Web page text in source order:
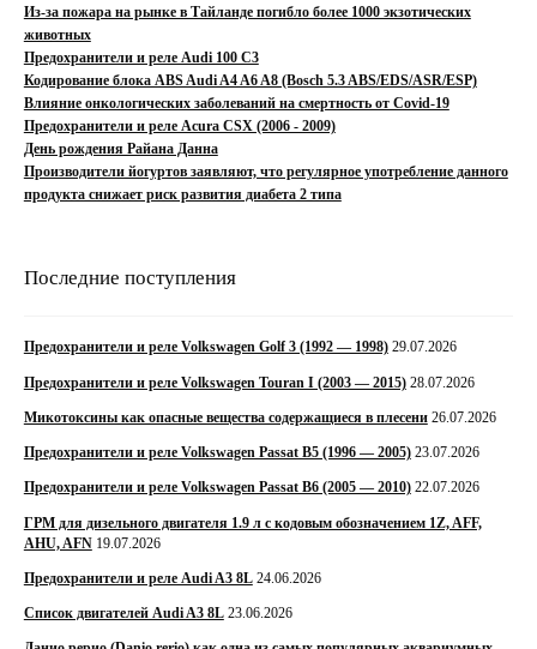
Из-за пожара на рынке в Тайланде погибло более 1000 экзотических
животных
Предохранители и реле Audi 100 C3
Кодирование блока ABS Audi A4 A6 A8 (Bosch 5.3 ABS/EDS/ASR/ESP)
Влияние онкологических заболеваний на смертность от Covid-19
Предохранители и реле Acura CSX (2006 - 2009)
День рождения Райана Данна
Производители йогуртов заявляют, что регулярное употребление данного
продукта снижает риск развития диабета 2 типа
Последние поступления
Предохранители и реле Volkswagen Golf 3 (1992 — 1998) 29.07.2026
Предохранители и реле Volkswagen Touran I (2003 — 2015) 28.07.2026
Микотоксины как опасные вещества содержащиеся в плесени 26.07.2026
Предохранители и реле Volkswagen Passat B5 (1996 — 2005) 23.07.2026
Предохранители и реле Volkswagen Passat B6 (2005 — 2010) 22.07.2026
ГРМ для дизельного двигателя 1.9 л с кодовым обозначением 1Z, AFF,
AHU, AFN 19.07.2026
Предохранители и реле Audi A3 8L 24.06.2026
Список двигателей Audi A3 8L 23.06.2026